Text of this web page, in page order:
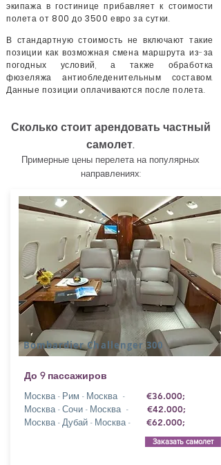
экипажа в гостинице прибавляет к стоимости
полета от 800до3500евро за сутки.
В стандартную стоимость не включают такие
позиции как возможная смена маршрута из-за
погодных условий, а также обработка
фюзеляжа антиобледенительным составом.
Данные позиции оплачиваются после полета.
Сколько стоит арендовать частный
самолет.
Примерные цены перелета на популярных
направлениях:
Bombardier Challenger 300
До 9 пассажиров
Москва - Рим - Москва - €36.000;
Москва - Сочи - Москва - €42.000;
Москва - Дубай - Москва - €62.000;
Заказать самолет